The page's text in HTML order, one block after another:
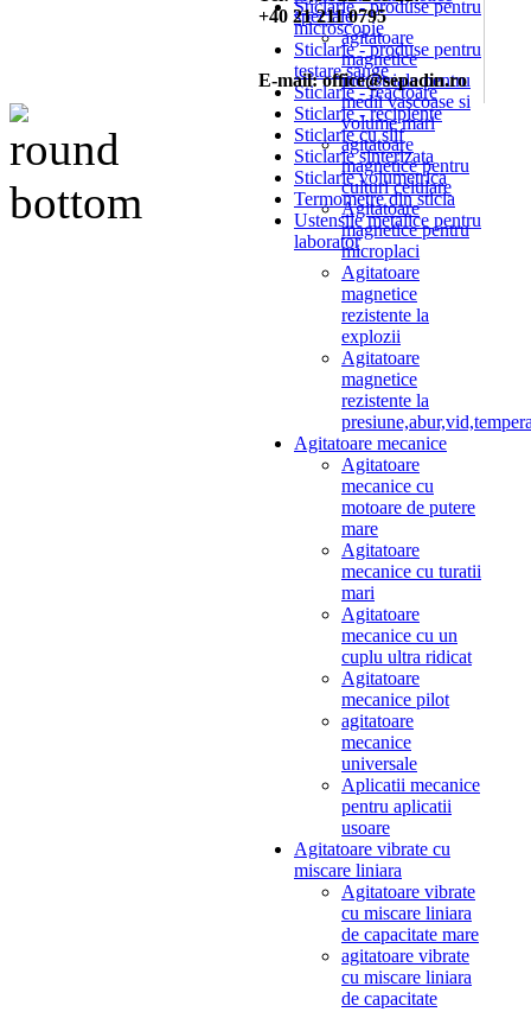
speciale
agitatoare
magnetice
industriale pentru
medii vascoase si
volume mari
agitatoare
magnetice pentru
culturi celulare
Agitatoare
magnetice pentru
microplaci
Agitatoare
magnetice
rezistente la
explozii
Agitatoare
magnetice
rezistente la
Agitatoare mecanice
Agitatoare
mecanice cu
motoare de putere
mare
Agitatoare
mecanice cu turatii
mari
Agitatoare
mecanice cu un
cuplu ultra ridicat
Agitatoare
mecanice pilot
agitatoare
mecanice
universale
Aplicatii mecanice
pentru aplicatii
usoare
Agitatoare vibrate cu
miscare liniara
Agitatoare vibrate
cu miscare liniara
de capacitate mare
agitatoare vibrate
cu miscare liniara
de capacitate
Sticlarie - produse pentru
microscopie
Sticlarie - produse pentru
testare sange
Sticlarie - reactoare
Sticlarie - recipiente
Sticlarie cu slif
Sticlarie sinterizata
Sticlarie volumetrica
Termometre din sticla
Ustensile metalice pentru
laborator
+40 21 211 0795
E-mail: office@sepadin.ro